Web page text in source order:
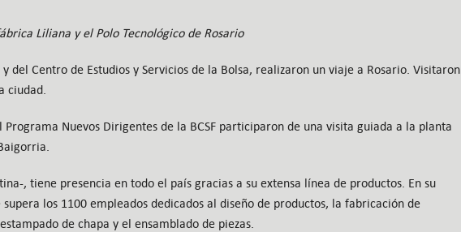
Liliana y el Polo Tecnológico de Rosario
del Centro de Estudios y Servicios de la Bolsa, realizaron un viaje a Rosario. Visitaron
ciudad.
Nuevos Dirigentes de la BCSF participaron de una visita guiada a la planta
, tiene presencia en todo el país gracias a su extensa línea de productos. En su
los 1100 empleados dedicados al diseño de productos, la fabricación de
de chapa y el ensamblado de piezas.